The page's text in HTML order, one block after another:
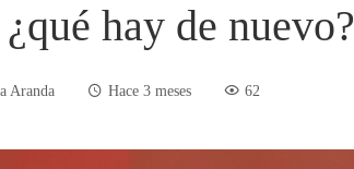
hay de nuevo?
Aranda Hace 3 meses 62